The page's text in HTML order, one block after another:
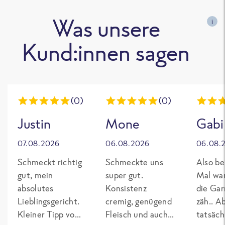
Was unsere
Kund:innen sagen
i
(0)
Justin
07.08.2026
Schmeckt richtig
gut, mein
absolutes
Lieblingsgericht.
Kleiner Tipp von
(0)
Mone
06.08.2026
Schmeckte uns
super gut.
Konsistenz
cremig, genügend
Fleisch und auch
Gabi
Also
Mal
die
zäh..